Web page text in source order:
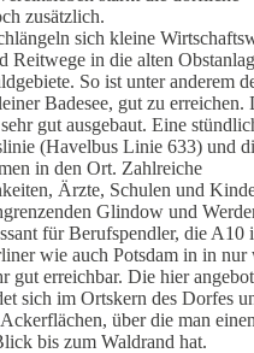
zusätzlich.
sich kleine
Reitwege in die alten
So ist unter anderem
Badesee, gut zu erreichen.
gut ausgebaut. Eine
(Havelbus Linie 633) und
in den Ort. Zahlreiche
Ärzte, Schulen und
Glindow und
für Berufspendler, die A10
wie auch Potsdam in in nur
gut erreichbar. Die hier
sich im Ortskern des Dorfes
über die man einen
bis zum Waldrand hat.